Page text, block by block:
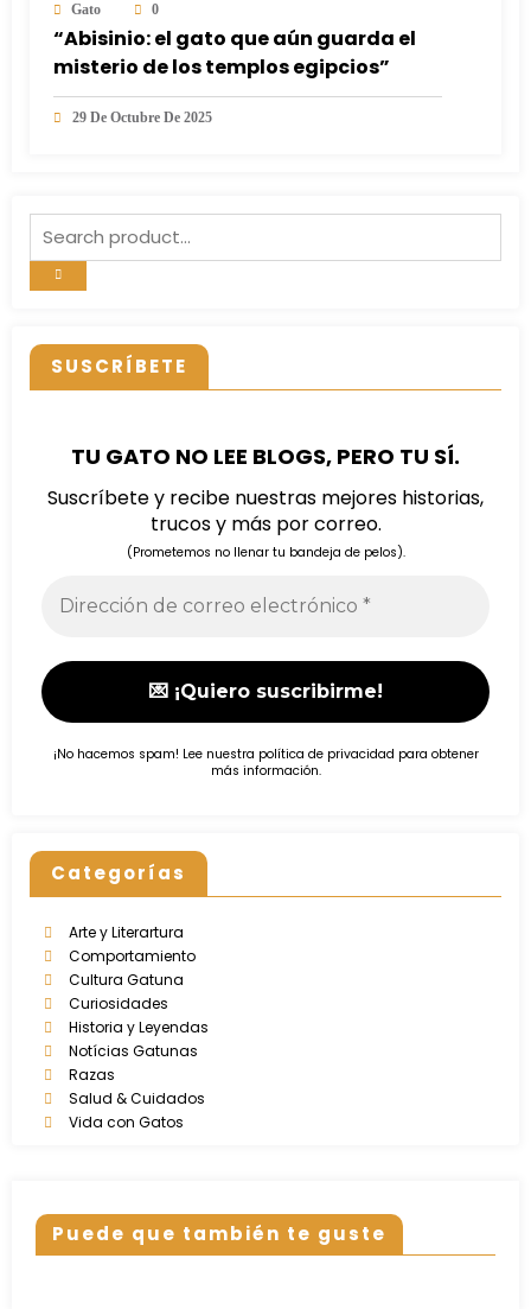
Gato 0
“Abisinio: el gato que aún guarda el
misterio de los templos egipcios”
29 De Octubre De 2025
SUSCRÍBETE
TU GATO NO LEE BLOGS, PERO TU SÍ.
Suscríbete y recibe nuestras mejores historias,
trucos y más por correo.
(Prometemos no llenar tu bandeja de pelos).
¡No hacemos spam! Lee nuestra política de privacidad para obtener
más información.
Categorías
Arte y Literartura
Comportamiento
Cultura Gatuna
Curiosidades
Historia y Leyendas
Notícias Gatunas
Razas
Salud & Cuidados
Vida con Gatos
Puede que también te guste